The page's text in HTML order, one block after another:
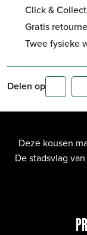
Click &
Gratis
Twee fysieke
Delen op
Deze kousen
De stadsvlag